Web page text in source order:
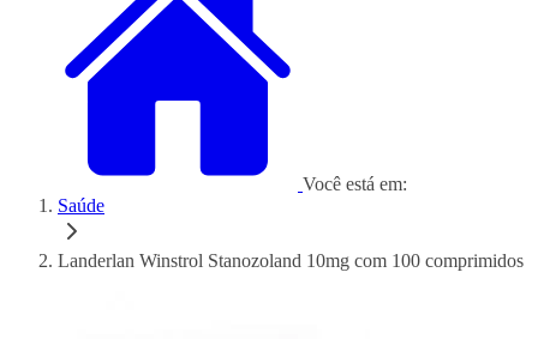
Você está em:
Saúde
Landerlan Winstrol Stanozoland 10mg com 100 comprimidos